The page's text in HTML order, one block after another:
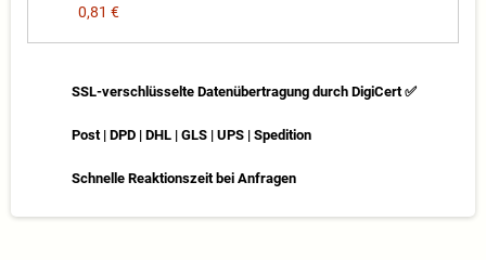
0,81 €
SSL-verschlüsselte Datenübertragung durch DigiCert ✅
Post | DPD | DHL | GLS | UPS | Spedition
Schnelle Reaktionszeit bei Anfragen